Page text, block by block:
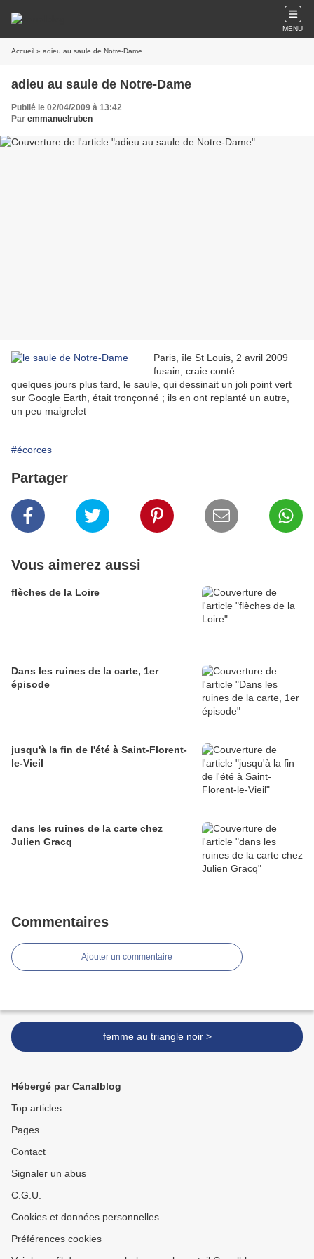
MENU
Accueil » adieu au saule de Notre-Dame
adieu au saule de Notre-Dame
Publié le 02/04/2009 à 13:42
Par emmanuelruben
Paris, île St Louis, 2 avril 2009
fusain, craie conté
quelques jours plus tard, le saule, qui dessinait un joli point vert
sur Google Earth, était tronçonné ; ils en ont replanté un autre,
un peu maigrelet
#écorces
Partager
Vous aimerez aussi
flèches de la Loire
Dans les ruines de la carte, 1er
épisode
jusqu'à la fin de l'été à Saint-Florent-
le-Vieil
dans les ruines de la carte chez
Julien Gracq
Commentaires
Ajouter un commentaire
femme au triangle noir >
Hébergé par Canalblog
Top articles
Pages
Contact
Signaler un abus
C.G.U.
Cookies et données personnelles
Préférences cookies